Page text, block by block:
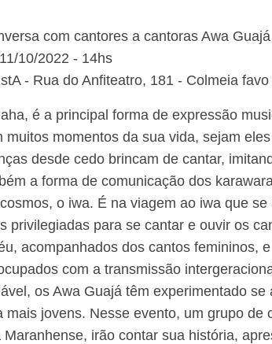
com cantores a cantoras Awa Guajá
10/2022 - 14hs
- Rua do Anfiteatro, 181 - Colmeia favo
é a principal forma de expressão
muitos momentos da sua vida, sejam
desde cedo brincam de cantar,
a forma de comunicação dos
o iwa. É na viagem ao iwa que
privilegiadas para se cantar e ouvir os
acompanhados dos cantos femininos,
com a transmissão
os Awa Guajá têm experimentado
jovens. Nesse evento, um grupo de
irão contar sua história,